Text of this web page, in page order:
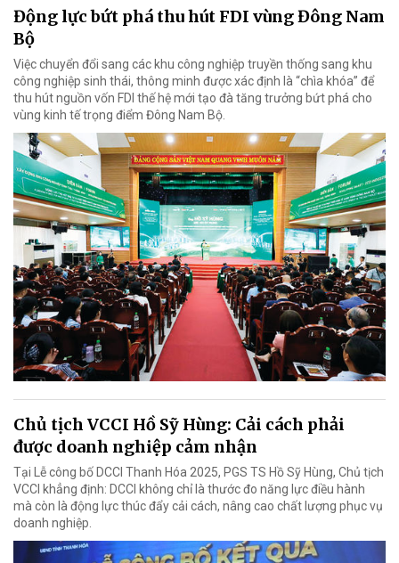
Động lực bứt phá thu hút FDI vùng Đông Nam
Bộ
Việc chuyển đổi sang các khu công nghiệp truyền thống sang khu
công nghiệp sinh thái, thông minh được xác định là “chìa khóa” để
thu hút nguồn vốn FDI thế hệ mới tạo đà tăng trưởng bứt phá cho
vùng kinh tế trọng điểm Đông Nam Bộ.
Chủ tịch VCCI Hồ Sỹ Hùng: Cải cách phải
được doanh nghiệp cảm nhận
Tại Lễ công bố DCCI Thanh Hóa 2025, PGS TS Hồ Sỹ Hùng, Chủ tịch
VCCI khẳng định: DCCI không chỉ là thước đo năng lực điều hành
mà còn là động lực thúc đẩy cải cách, nâng cao chất lượng phục vụ
doanh nghiệp.